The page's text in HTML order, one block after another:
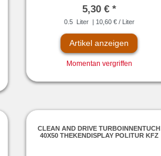
5,30 € *
0.5 Liter | 10,60 € / Liter
Artikel anzeigen
Momentan vergriffen
CLEAN AND DRIVE TURBOINNENTUCH
40X50 THEKENDISPLAY POLITUR KFZ